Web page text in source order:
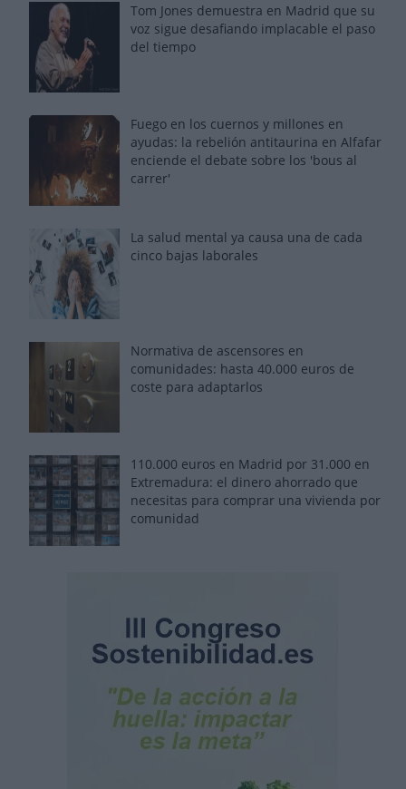
Tom Jones demuestra en Madrid que su
voz sigue desafiando implacable el paso
del tiempo
Fuego en los cuernos y millones en
ayudas: la rebelión antitaurina en Alfafar
enciende el debate sobre los 'bous al
carrer'
La salud mental ya causa una de cada
cinco bajas laborales
Normativa de ascensores en
comunidades: hasta 40.000 euros de
coste para adaptarlos
110.000 euros en Madrid por 31.000 en
Extremadura: el dinero ahorrado que
necesitas para comprar una vivienda por
comunidad